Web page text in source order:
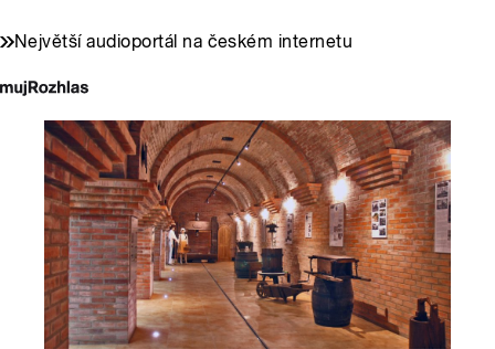
Největší audioportál na českém internetu